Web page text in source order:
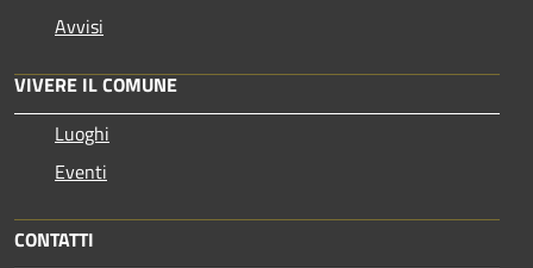
Avvisi
VIVERE IL COMUNE
Luoghi
Eventi
CONTATTI